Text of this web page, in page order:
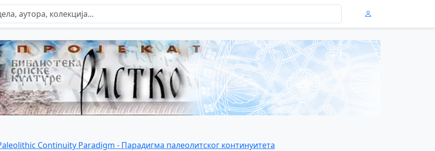
Continuity Paradigm - Парадигма палеолитског континуитета